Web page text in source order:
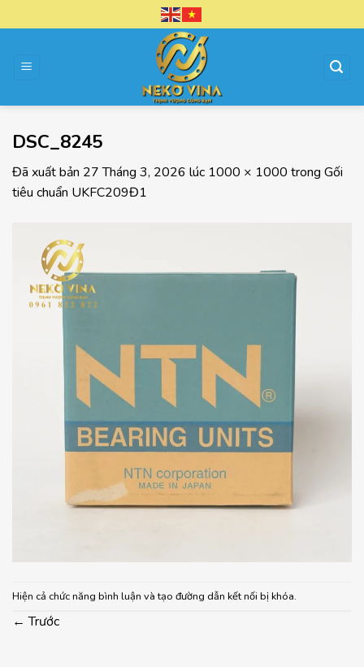
đến
dung
DSC_8245
Đã xuất bản 27 Tháng 3, 2026 lúc 1000 × 1000 trong Gối
tiêu chuẩn UKFC209Đ1
Hiện cả chức năng bình luận và tạo đường dẫn kết nối bị khóa.
← Trước